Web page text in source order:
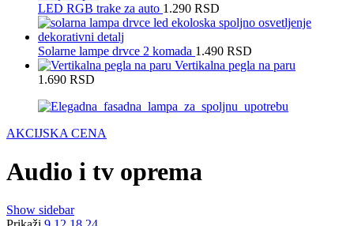
LED RGB trake za auto 1.290 RSD
Solarne lampe drvce 2 komada 1.490 RSD
Vertikalna pegla na paru
1.690 RSD
AKCIJSKA CENA
Audio i tv oprema
Show sidebar